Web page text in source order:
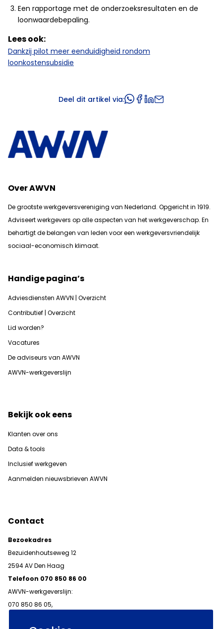
Een rapportage met de onderzoeksresultaten en de
loonwaardebepaling.
Lees ook:
Dankzij pilot meer eenduidigheid rondom
loonkostensubsidie
Deel dit artikel via:
Over AWVN
De grootste werkgeversvereniging van Nederland. Opgericht in 1919.
Adviseert werkgevers op alle aspecten van het werkgeverschap. En
behartigt de belangen van leden voor een werkgeversvriendelijk
sociaal-economisch klimaat.
Handige pagina’s
Adviesdiensten AWVN | Overzicht
Contributief | Overzicht
Lid worden?
Vacatures
De adviseurs van AWVN
AWVN-werkgeverslijn
Bekijk ook eens
Klanten over ons
Data & tools
Inclusief werkgeven
Aanmelden nieuwsbrieven AWVN
Contact
Bezoekadres
Bezuidenhoutseweg 12
2594 AV Den Haag
Telefoon 070 850 86 00
AWVN-werkgeverslijn:
070 850 86 05,